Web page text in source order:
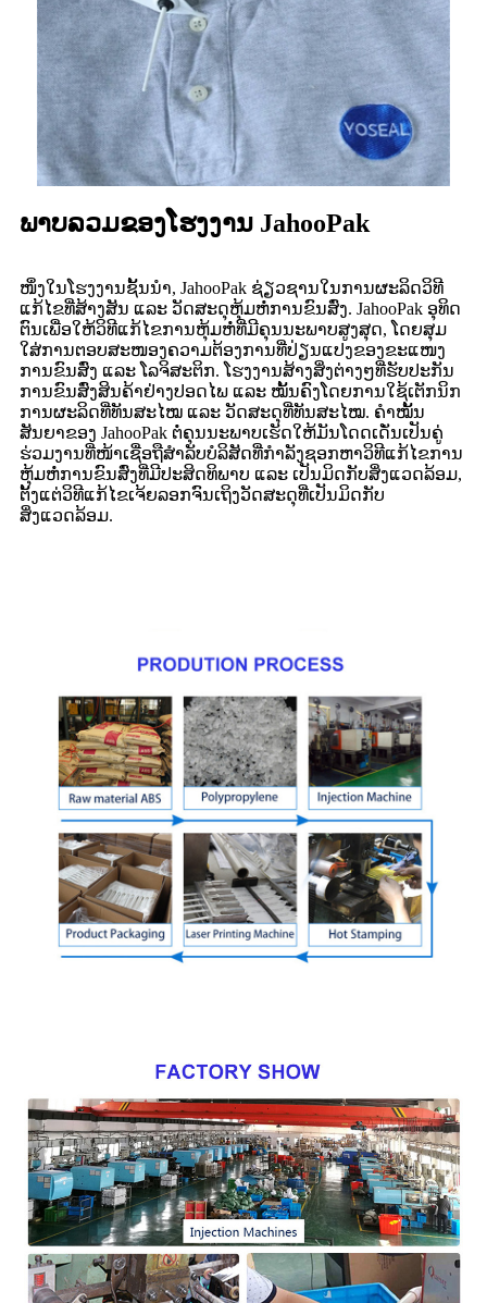
ພາບລວມຂອງໂຮງງານ JahooPak
ໜຶ່ງໃນໂຮງງານຊັ້ນນຳ, JahooPak ຊ່ຽວຊານໃນການຜະລິດວິທີ
ແກ້ໄຂທີ່ສ້າງສັນ ແລະ ວັດສະດຸຫຸ້ມຫໍ່ການຂົນສົ່ງ. JahooPak ອຸທິດ
ຕົນເພື່ອໃຫ້ວິທີແກ້ໄຂການຫຸ້ມຫໍ່ທີ່ມີຄຸນນະພາບສູງສຸດ, ໂດຍສຸມ
ໃສ່ການຕອບສະໜອງຄວາມຕ້ອງການທີ່ປ່ຽນແປງຂອງຂະແໜງ
ການຂົນສົ່ງ ແລະ ໂລຈິສະຕິກ. ໂຮງງານສ້າງສິ່ງຕ່າງໆທີ່ຮັບປະກັນ
ການຂົນສົ່ງສິນຄ້າຢ່າງປອດໄພ ແລະ ໝັ້ນຄົງໂດຍການໃຊ້ເຕັກນິກ
ການຜະລິດທີ່ທັນສະໄໝ ແລະ ວັດສະດຸທີ່ທັນສະໄໝ. ຄຳໝັ້ນ
ສັນຍາຂອງ JahooPak ຕໍ່ຄຸນນະພາບເຮັດໃຫ້ມັນໂດດເດັ່ນເປັນຄູ່
ຮ່ວມງານທີ່ໜ້າເຊື່ອຖືສຳລັບບໍລິສັດທີ່ກຳລັງຊອກຫາວິທີແກ້ໄຂການ
ຫຸ້ມຫໍ່ການຂົນສົ່ງທີ່ມີປະສິດທິພາບ ແລະ ເປັນມິດກັບສິ່ງແວດລ້ອມ,
ຕັ້ງແຕ່ວິທີແກ້ໄຂເຈ້ຍລອກຈົນເຖິງວັດສະດຸທີ່ເປັນມິດກັບ
ສິ່ງແວດລ້ອມ.